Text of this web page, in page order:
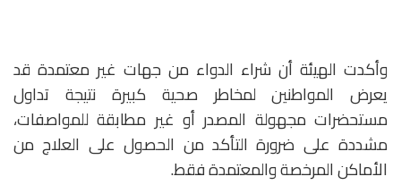
وأكدت الهيئة أن شراء الدواء من جهات غير معتمدة قد
يعرض المواطنين لمخاطر صحية كبيرة نتيجة تداول
مستحضرات مجهولة المصدر أو غير مطابقة للمواصفات،
مشددة على ضرورة التأكد من الحصول على العلاج من
الأماكن المرخصة والمعتمدة فقط.